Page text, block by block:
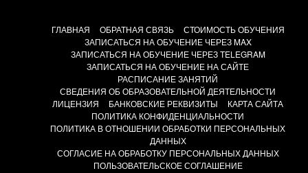
ГЛАВНАЯ ОБРАТНАЯ СВЯЗЬ
СТОИМОСТЬ ОБУЧЕНИЯ
ЗАПИСАТЬСЯ НА ОБУЧЕНИЕ ЧЕРЕЗ MAX
ЗАПИСАТЬСЯ НА ОБУЧЕНИЕ ЧЕРЕЗ TELEGRAM
ЗАПИСАТЬСЯ НА ОБУЧЕНИЕ НА САЙТЕ
РАСПИСАНИЕ ЗАНЯТИЙ
СВЕДЕНИЯ ОБ ОБРАЗОВАТЕЛЬНОЙ ДЕЯТЕЛЬНОСТИ
ЛИЦЕНЗИЯ
БАНКОВСКИЕ РЕКВИЗИТЫ
КАРТА САЙТА
ПОЛИТИКА КОНФИДЕНЦИАЛЬНОСТИ
ПОЛИТИКА В ОТНОШЕНИИ ОБРАБОТКИ ПЕРСОНАЛЬНЫХ
ДАННЫХ
СОГЛАСИЕ НА ОБРАБОТКУ ПЕРСОНАЛЬНЫХ ДАННЫХ
ПОЛЬЗОВАТЕЛЬСКОЕ СОГЛАШЕНИЕ